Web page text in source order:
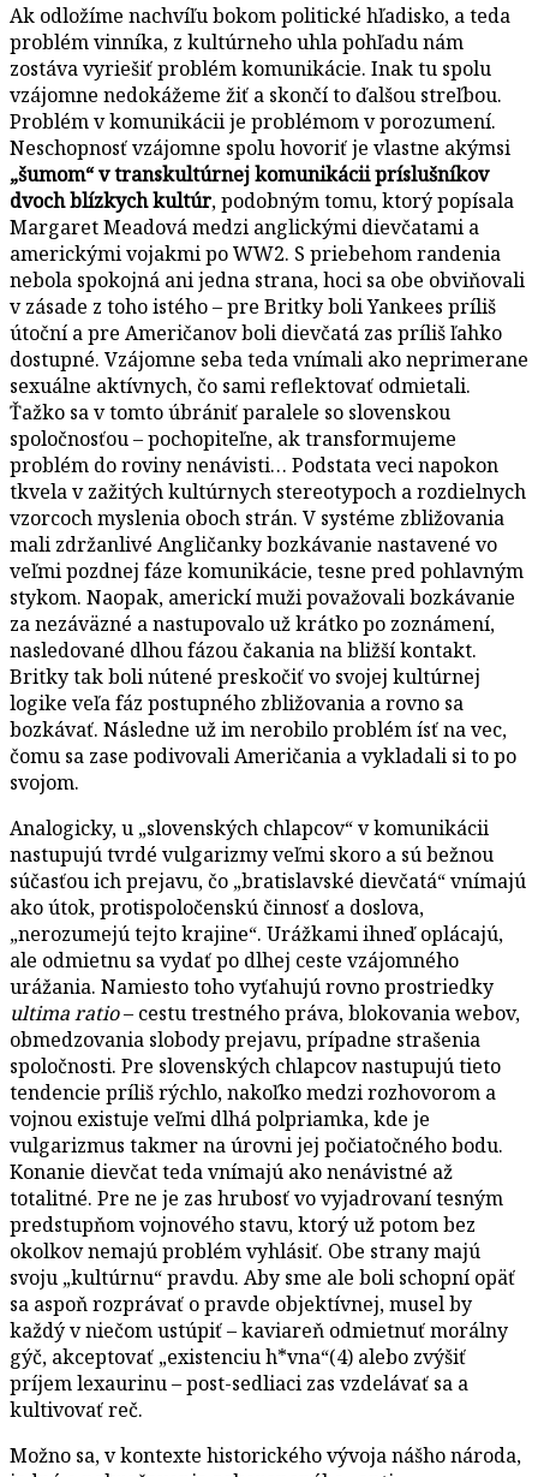
Ak odložíme nachvíľu bokom politické hľadisko, a teda
problém vinníka, z kultúrneho uhla pohľadu nám
zostáva vyriešiť problém komunikácie. Inak tu spolu
vzájomne nedokážeme žiť a skončí to ďalšou streľbou.
Problém v komunikácii je problémom v porozumení.
Neschopnosť vzájomne spolu hovoriť je vlastne akýmsi
„šumom“ v transkultúrnej komunikácii príslušníkov
dvoch blízkych kultúr, podobným tomu, ktorý popísala
Margaret Meadová medzi anglickými dievčatami a
americkými vojakmi po WW2. S priebehom randenia
nebola spokojná ani jedna strana, hoci sa obe obviňovali
v zásade z toho istého – pre Britky boli Yankees príliš
útoční a pre Američanov boli dievčatá zas príliš ľahko
dostupné. Vzájomne seba teda vnímali ako neprimerane
sexuálne aktívnych, čo sami reflektovať odmietali.
Ťažko sa v tomto úbrániť paralele so slovenskou
spoločnosťou – pochopiteľne, ak transformujeme
problém do roviny nenávisti… Podstata veci napokon
tkvela v zažitých kultúrnych stereotypoch a rozdielnych
vzorcoch myslenia oboch strán. V systéme zbližovania
mali zdržanlivé Angličanky bozkávanie nastavené vo
veľmi pozdnej fáze komunikácie, tesne pred pohlavným
stykom. Naopak, americkí muži považovali bozkávanie
za nezáväzné a nastupovalo už krátko po zoznámení,
nasledované dlhou fázou čakania na bližší kontakt.
Britky tak boli nútené preskočiť vo svojej kultúrnej
logike veľa fáz postupného zbližovania a rovno sa
bozkávať. Následne už im nerobilo problém ísť na vec,
čomu sa zase podivovali Američania a vykladali si to po
svojom.
Analogicky, u „slovenských chlapcov“ v komunikácii
nastupujú tvrdé vulgarizmy veľmi skoro a sú bežnou
súčasťou ich prejavu, čo „bratislavské dievčatá“ vnímajú
ako útok, protispoločenskú činnosť a doslova,
„nerozumejú tejto krajine“. Urážkami ihneď oplácajú,
ale odmietnu sa vydať po dlhej ceste vzájomného
urážania. Namiesto toho vyťahujú rovno prostriedky
ultima ratio– cestu trestného práva, blokovania webov,
obmedzovania slobody prejavu, prípadne strašenia
spoločnosti. Pre slovenských chlapcov nastupujú tieto
tendencie príliš rýchlo, nakoľko medzi rozhovorom a
vojnou existuje veľmi dlhá polpriamka, kde je
vulgarizmus takmer na úrovni jej počiatočného bodu.
Konanie dievčat teda vnímajú ako nenávistné až
totalitné. Pre ne je zas hrubosť vo vyjadrovaní tesným
predstupňom vojnového stavu, ktorý už potom bez
okolkov nemajú problém vyhlásiť. Obe strany majú
svoju „kultúrnu“ pravdu. Aby sme ale boli schopní opäť
sa aspoň rozprávať o pravde objektívnej, musel by
každý v niečom ustúpiť – kaviareň odmietnuť morálny
gýč, akceptovať „existenciu h*vna“(4) alebo zvýšiť
príjem lexaurinu – post-sedliaci zas vzdelávať sa a
kultivovať reč.
Možno sa, v kontexte historického vývoja nášho národa,